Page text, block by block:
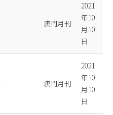
澳門月刊
2021
年10
月10
日
澳門月刊
2021
年10
月10
日